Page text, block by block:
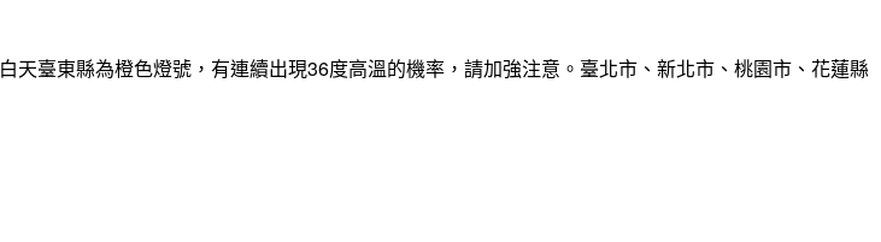
臺東縣為橙色燈號，有連續出現36度高溫的機率，請加強注意。臺北市、新北市、桃園市、花蓮縣